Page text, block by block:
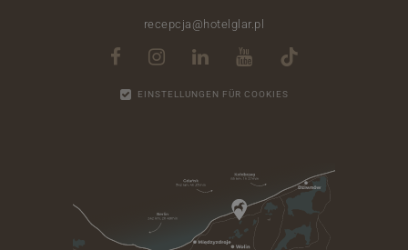
recepcja@hotelglar.pl
EINSTELLUNGEN FÜR COOKIES